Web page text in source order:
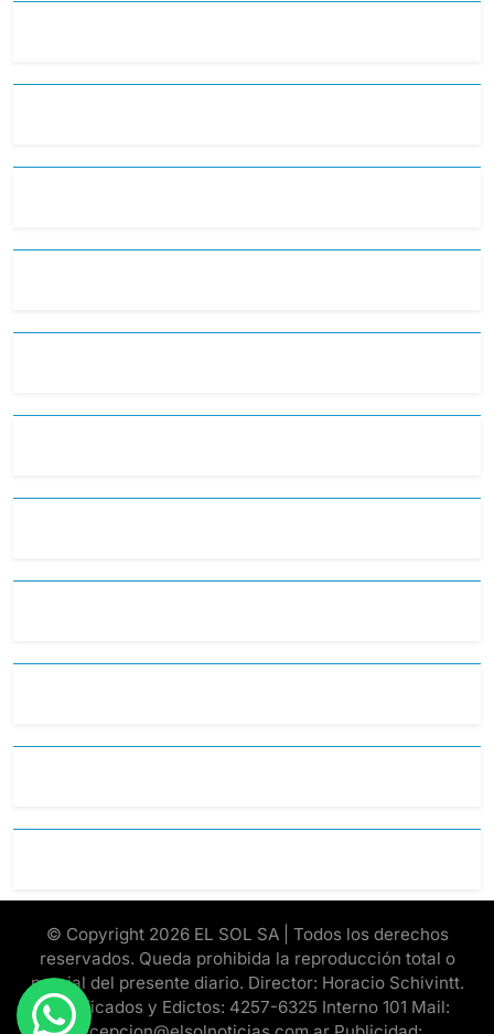
© Copyright 2026 EL SOL SA | Todos los derechos
reservados. Queda prohibida la reproducción total o
parcial del presente diario. Director: Horacio Schivintt.
Clasificados y Edictos: 4257-6325 Interno 101 Mail: